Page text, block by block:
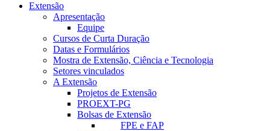
Extensão
Apresentação
Equipe
Cursos de Curta Duração
Datas e Formulários
Mostra de Extensão, Ciência e Tecnologia
Setores vinculados
A Extensão
Projetos de Extensão
PROEXT-PG
Bolsas de Extensão
FPE e FAP